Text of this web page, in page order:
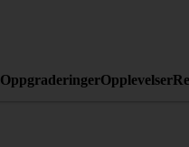
OppgraderingerOpplevelser